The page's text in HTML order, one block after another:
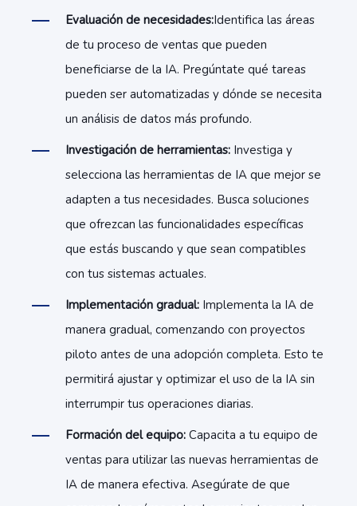
Evaluación de necesidades:Identifica las áreas
de tu proceso de ventas que pueden
beneficiarse de la IA. Pregúntate qué tareas
pueden ser automatizadas y dónde se necesita
un análisis de datos más profundo.
Investigación de herramientas: Investiga y
selecciona las herramientas de IA que mejor se
adapten a tus necesidades. Busca soluciones
que ofrezcan las funcionalidades específicas
que estás buscando y que sean compatibles
con tus sistemas actuales.
Implementación gradual: Implementa la IA de
manera gradual, comenzando con proyectos
piloto antes de una adopción completa. Esto te
permitirá ajustar y optimizar el uso de la IA sin
interrumpir tus operaciones diarias.
Formación del equipo: Capacita a tu equipo de
ventas para utilizar las nuevas herramientas de
IA de manera efectiva. Asegúrate de que